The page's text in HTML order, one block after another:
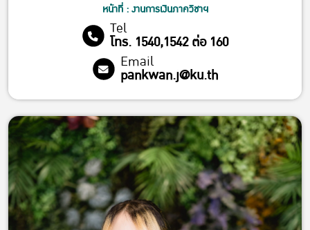
หน้าที่ : งานการเงินภาควิชาฯ
Tel
โทร. 1540,1542 ต่อ 160
Email
pankwan.j@ku.th